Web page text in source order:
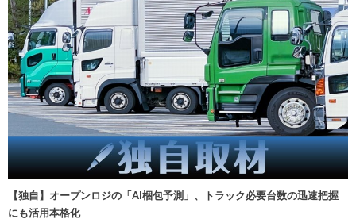
【独自】オープンロジの「AI梱包予測」、トラック必要台数の迅速把握
にも活用本格化